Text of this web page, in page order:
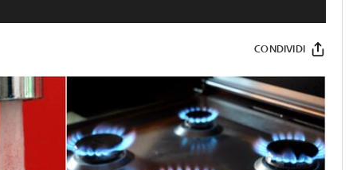
CONDIVIDI